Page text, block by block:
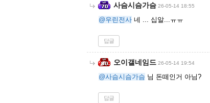
사슴시슴가슴 26-05-14 18:55
@우린전사 네 ... 십알...ㅠㅠ
답글
오이갤네임드 26-05-14 19:54
@사슴시슴가슴 님 돈떼인거 아님?
답글